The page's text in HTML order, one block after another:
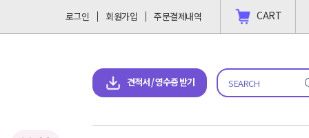
CART
로그인 회원가입 주문결제내역
견적서 / 영수증 받기
견적서 & 영수증 다운로드